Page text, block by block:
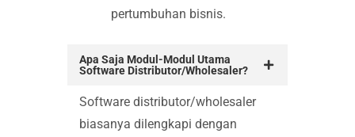
pertumbuhan bisnis.
Apa Saja Modul-Modul Utama
Software Distributor/Wholesaler?
Software distributor/wholesaler
biasanya dilengkapi dengan